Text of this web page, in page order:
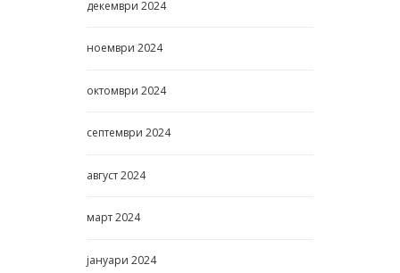
декември 2024
ноември 2024
октомври 2024
септември 2024
август2024
март 2024
јануари 2024